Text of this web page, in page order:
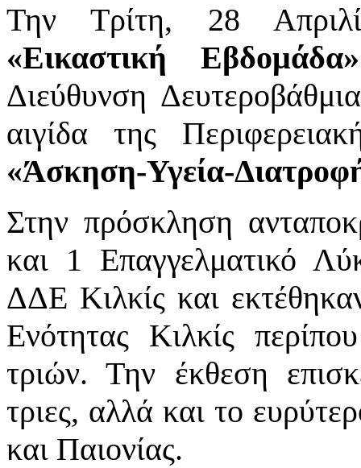
Την Τρίτη, 28
«Εικαστική Εβδομάδα»
Διεύθυνση
αιγίδα της
«Άσκηση-Υγεία-
Στην πρόσκληση
και 1 Επαγγελματικό
ΔΔΕ Κιλκίς και
Ενότητας Κιλκίς
τριών. Την έκθεση
τριες, αλλά και το
και Παιονίας.